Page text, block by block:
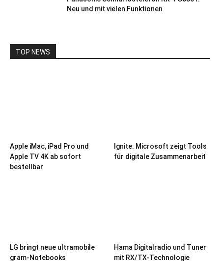
Neu und mit vielen Funktionen
TOP NEWS
Apple iMac, iPad Pro und
Apple TV 4K ab sofort
bestellbar
Ignite: Microsoft zeigt Tools
für digitale Zusammenarbeit
LG bringt neue ultramobile
gram-Notebooks
Hama Digitalradio und Tuner
mit RX/TX-Technologie